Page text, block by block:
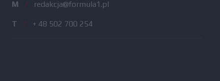
M / redakcja@formula1.pl
T / + 48 502 700 254